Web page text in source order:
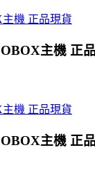
主機 正
主機 正